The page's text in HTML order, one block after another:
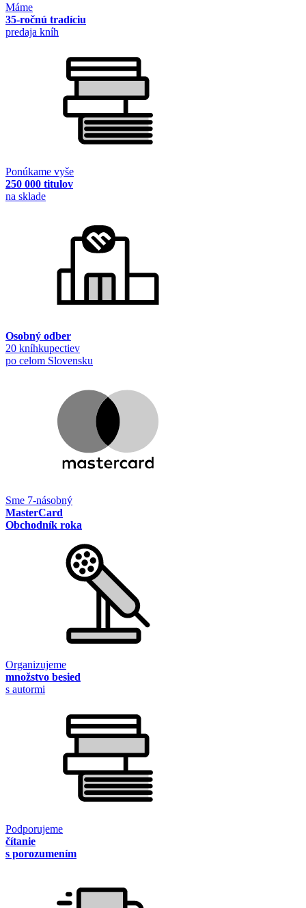
Máme
35-ročnú tradíciu
predaja kníh
Ponúkame vyše
250 000 titulov
na sklade
Osobný odber
20 kníhkupectiev
po celom Slovensku
Sme 7-násobný
MasterCard
Obchodník roka
Organizujeme
množstvo besied
s autormi
Podporujeme
čítanie
s porozumením